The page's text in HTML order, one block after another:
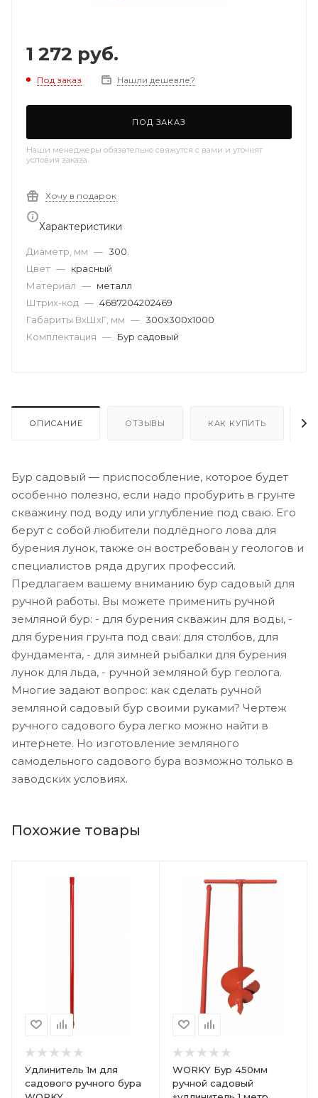
1 272 руб.
Под заказ Нашли дешевле?
ПОД ЗАКАЗ
Наши менеджеры обязательно свяжутся с вами и уточнят
условия заказа
Хочу в подарок
Характеристики
Диаметр, мм — 300.
Цвет — красный
Материал — металл
Штрих-код — 4687204202469
Габариты ВхШхГ, мм — 300х300х1000
Комплектация — Бур садовый
ОПИСАНИЕ ОТЗЫВЫ КАК КУПИТЬ
Бур садовый — приспособление, которое будет
особенно полезно, если надо пробурить в грунте
скважину под воду или углубление под сваю. Его
берут с собой любители подлёдного лова для
бурения лунок, также он востребован у геологов и
специалистов ряда других профессий.
Предлагаем вашему вниманию бур садовый для
ручной работы. Вы можете применить ручной
земляной бур: - для бурения скважин для воды, -
для бурения грунта под сваи: для столбов, для
фундамента, - для зимней рыбалки для бурения
лунок для льда, - ручной земляной бур геолога.
Многие задают вопрос: как сделать ручной
земляной садовый бур своими руками? Чертеж
ручного садового бура легко можно найти в
интернете. Но изготовление земляного
самодельного садового бура возможно только в
заводских условиях.
Похожие товары
Удлинитель 1м для
садового ручного бура
WORKY Бур 450мм
ручной садовый